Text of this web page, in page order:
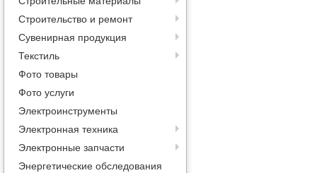
Строительство и ремонт
Сувенирная продукция
Текстиль
Фото товары
Фото услуги
Электроинструменты
Электронная техника
Электронные запчасти
Энергетические обследования